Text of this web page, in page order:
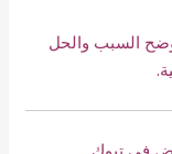
السبب والحل
في تبوك